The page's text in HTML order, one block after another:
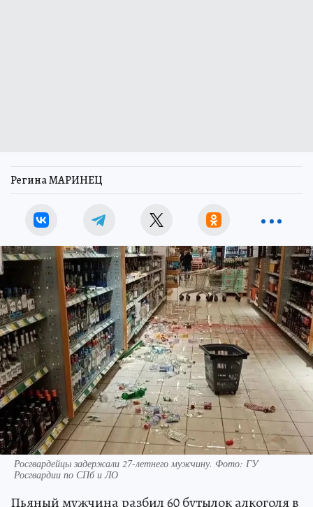
Регина МАРИНЕЦ
Росгвардейцы задержали 27-летнего мужчину. Фото: ГУ
Росгвардии по СПб и ЛО
Пьяный мужчина разбил 60 бутылок алкоголя в